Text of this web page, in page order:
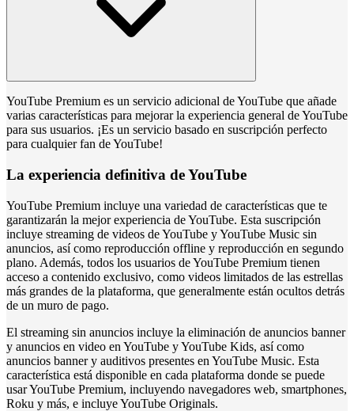
YouTube Premium es un servicio adicional de YouTube que añade
varias características para mejorar la experiencia general de YouTube
para sus usuarios. ¡Es un servicio basado en suscripción perfecto
para cualquier fan de YouTube!
La experiencia definitiva de YouTube
YouTube Premium incluye una variedad de características que te
garantizarán la mejor experiencia de YouTube. Esta suscripción
incluye streaming de videos de YouTube y YouTube Music sin
anuncios, así como reproducción offline y reproducción en segundo
plano. Además, todos los usuarios de YouTube Premium tienen
acceso a contenido exclusivo, como videos limitados de las estrellas
más grandes de la plataforma, que generalmente están ocultos detrás
de un muro de pago.
El streaming sin anuncios incluye la eliminación de anuncios banner
y anuncios en video en YouTube y YouTube Kids, así como
anuncios banner y auditivos presentes en YouTube Music. Esta
característica está disponible en cada plataforma donde se puede
usar YouTube Premium, incluyendo navegadores web, smartphones,
Roku y más, e incluye YouTube Originals.